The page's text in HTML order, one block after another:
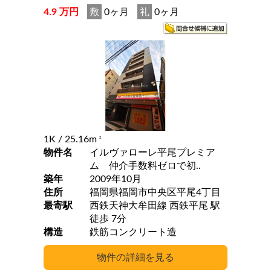
4.9 万円 敷 0ヶ月 礼 0ヶ月
1K / 25.16m 2
物件名
イルヴァローレ平尾プレミア
ム 仲介手数料ゼロで初..
築年
2009年10月
住所
福岡県福岡市中央区平尾4丁目
最寄駅
西鉄天神大牟田線 西鉄平尾 駅
徒歩 7分
構造
鉄筋コンクリート造